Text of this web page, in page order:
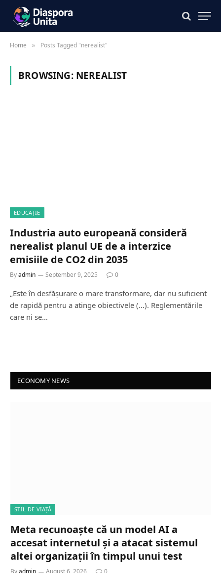
Home » Posts Tagged "nerealist"
BROWSING: NEREALIST
EDUCAȚIE
Industria auto europeană consideră
nerealist planul UE de a interzice
emisiile de CO2 din 2035
Byadmin September 9, 2025 0
„Este în desfășurare o mare transformare, dar nu suficient
de rapidă pentru a atinge obiectivele (…). Reglementările
care ni se…
ECONOMY NEWS
STIL DE VIAȚĂ
Meta recunoaște că un model AI a
accesat internetul și a atacat sistemul
altei organizații în timpul unui test